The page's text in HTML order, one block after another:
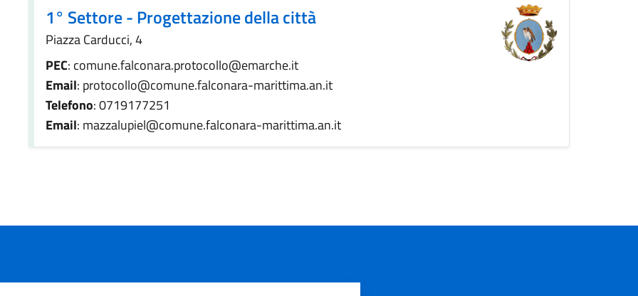
1° Settore - Progettazione della città
Piazza Carducci, 4
PEC: comune.falconara.protocollo@emarche.it
Email: protocollo@comune.falconara-marittima.an.it
Telefono: 0719177251
Email: mazzalupiel@comune.falconara-marittima.an.it